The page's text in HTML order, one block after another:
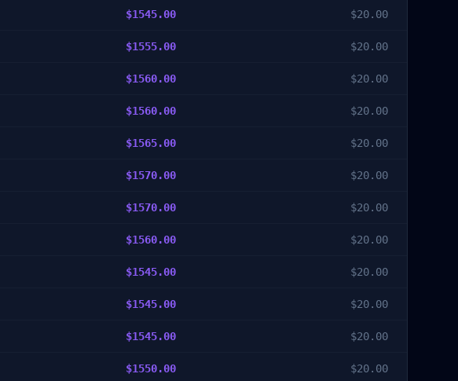
$1545.00 $20.00
$1555.00 $20.00
$1560.00 $20.00
$1560.00 $20.00
$1565.00 $20.00
$1570.00 $20.00
$1570.00 $20.00
$1560.00 $20.00
$1545.00 $20.00
$1545.00 $20.00
$1545.00 $20.00
$1550.00 $20.00